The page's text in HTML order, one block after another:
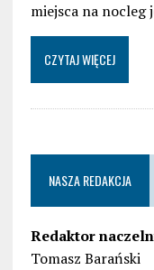
miejsca na nocleg
CZYTAJ WIĘCEJ
NASZA REDAKCJA
Redaktor
Tomasz Barański